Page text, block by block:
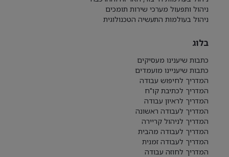
ניהול ותפעול מערכי שירות תומכים
ניהול בעולמות התעשיה הטכנולוגית
בלוג
כתבות שיענינו מעסיקים
כתבות שיעניינו מועמדים
המדריך לחיפוש עבודה
המדריך לכתיבת קו"ח
המדריך לראיון עבודה
המדריך לעבודה ראשונה
המדריך לניהול קריירה
המדריך לעבודה מהבית
המדריך לעבודה זמנית
המדריך לחוזה עבודה